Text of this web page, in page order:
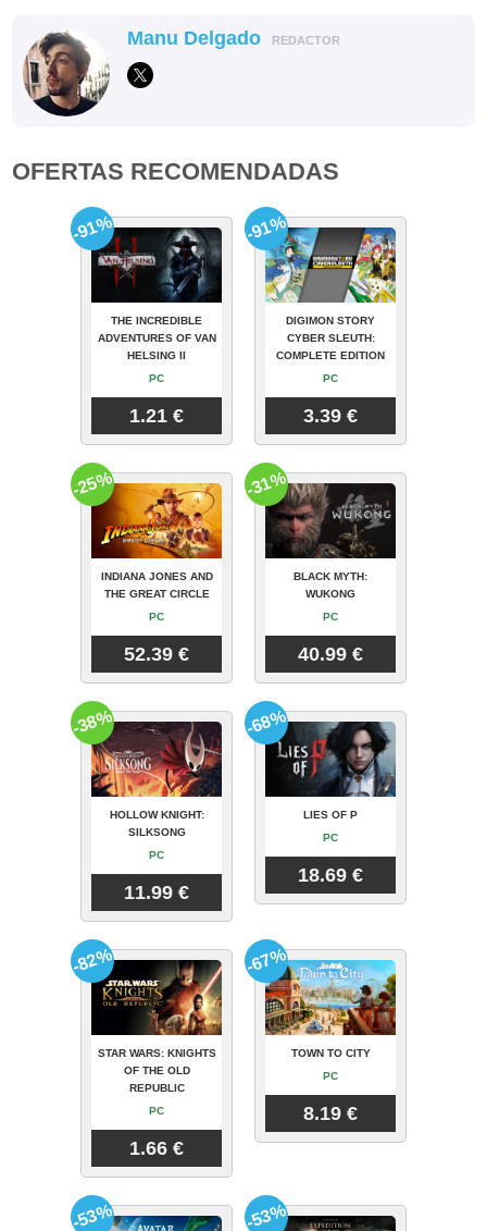
Manu Delgado REDACTOR
OFERTAS RECOMENDADAS
THE INCREDIBLE
ADVENTURES OF VAN
HELSING II
PC
1.21 €
-91%
DIGIMON STORY
CYBER SLEUTH:
COMPLETE EDITION
PC
3.39 €
-91%
INDIANA JONES AND
THE GREAT CIRCLE
PC
52.39 €
-25%
BLACK MYTH:
WUKONG
PC
40.99 €
-31%
HOLLOW KNIGHT:
SILKSONG
PC
11.99 €
-38%
LIES OF P
PC
18.69 €
-68%
STAR WARS: KNIGHTS
OF THE OLD
REPUBLIC
PC
1.66 €
-82%
TOWN TO CITY
PC
8.19 €
-67%
-53% -53%